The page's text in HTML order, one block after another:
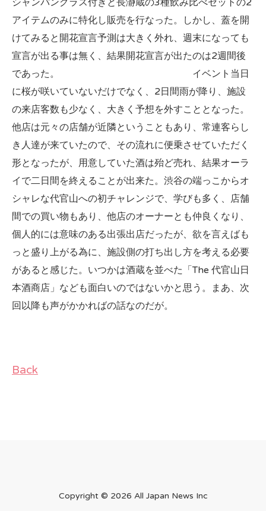
シャンパングラス付きと長瀞蔵の3種飲み比べセットの2
アイテムのみに特化し販売を行なった。しかし、蓋を開
けてみると開花宣言予測は大きく外れ、週末になっても
宣言が出る事は無く、結果開花宣言が出たのは2週間後
であった。 イベント当日
に桜が咲いていないだけでなく、2日間雨が降り、施設
の来店客数も少なく、大きく予想を外すこととなった。
他店は元々の店舗が近隣ということもあり、常連客らし
き人達が来ていたので、その流れに便乗させていただく
形となったが、用意していた酒は殆ど売れ、結果オーラ
イで二日間を終えることが出来た。渋谷の端っこからオ
シャレな代官山への初チャレンジで、学びも多く、店舗
間での買い物もあり、他店のオーナーとも仲良くなり、
個人的には意味のある出張出店だったが、欲を言えばも
っと盛り上がる為に、施設側の打ち出し方を考える必要
があると感じた。いつかは酒蔵を並べた「The 代官山日
本酒商店」なども面白いのではないかと思う。まあ、次
回以降も声がかかればの話なのだが。
Back
Copyright © 2026 All Japan News Inc